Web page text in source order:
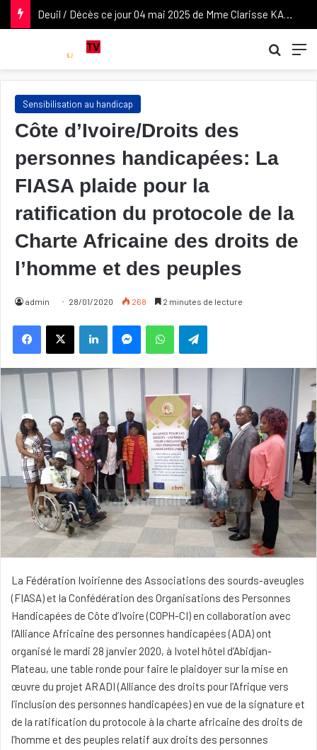
Deuil / Décès ce jour 04 mai 2025 de Mme Clarisse KABLAN DUNCAN, épouse de l’ancien Vice-président de la République Daniel KABLAN DUNCAN. Nos condoléances attristées à son époux et à sa famille.
Sensibilisation au handicap
Côte d’Ivoire/Droits des
personnes handicapées: La
FIASA plaide pour la
ratification du protocole de la
Charte Africaine des droits de
l’homme et des peuples
admin 28/01/2020 268 2 minutes de lecture
Linkedin WhatsApp
La Fédération Ivoirienne des Associations des sourds-aveugles
(FIASA) et la Confédération des Organisations des Personnes
Handicapées de Côte d’Ivoire (COPH-CI) en collaboration avec
l’Alliance Africaine des personnes handicapées (ADA) ont
organisé le mardi 28 janvier 2020, à Ivotel hôtel d’Abidjan-
Plateau, une table ronde pour faire le plaidoyer sur la mise en
œuvre du projet ARADI (Alliance des droits pour l’Afrique vers
l’inclusion des personnes handicapées) en vue de la signature et
de la ratification du protocole à la charte africaine des droits de
l’homme et des peuples relatif aux droits des personnes